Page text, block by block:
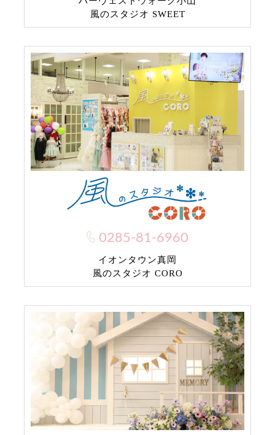
風のスタジオ SWEET
0285-81-6960
イオンタウン真岡
風のスタジオ CORO